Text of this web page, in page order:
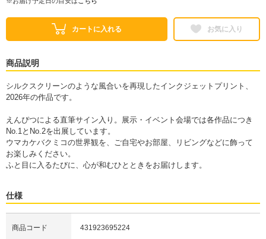
カートに入れる お気に入り
商品説明
シルクスクリーンのような風合いを再現したインクジェットプリント、
2026年の作品です。
えんぴつによる直筆サイン入り。展示・イベント会場では各作品につき
No.1とNo.2を出展しています。
ウマカケバクミコの世界観を、ご自宅やお部屋、リビングなどに飾って
お楽しみください。
ふと目に入るたびに、心が和むひとときをお届けします。
仕様
商品コード 431923695224